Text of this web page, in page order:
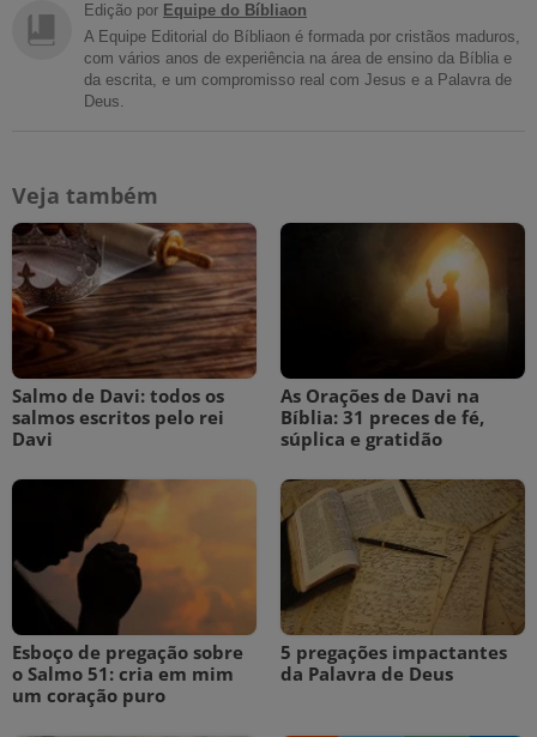
Edição por Equipe do Bíbliaon
A Equipe Editorial do Bíbliaon é formada por cristãos maduros,
com vários anos de experiência na área de ensino da Bíblia e
da escrita, e um compromisso real com Jesus e a Palavra de
Deus.
Veja também
Salmo de Davi: todos os
salmos escritos pelo rei
Davi
As Orações de Davi na
Bíblia: 31 preces de fé,
súplica e gratidão
Esboço de pregação sobre
o Salmo 51: cria em mim
um coração puro
5 pregações impactantes
da Palavra de Deus